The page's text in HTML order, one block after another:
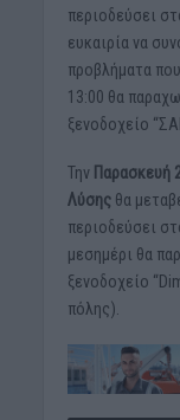
περιοδεύσει
ευκαιρία να
προβλήματα
13:00 θα
ξενοδοχείο
Την Παρασκευή
Λύσης θα
περιοδεύσει
μεσημέρι θα
ξενοδοχείο
πόλης).